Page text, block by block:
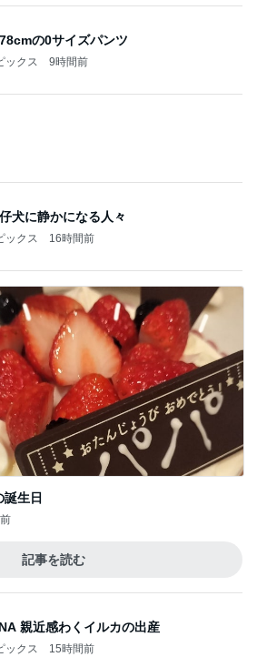
ックス 3時間前
夢中なシール帳の好きな所
ックス 17時間前
芋煮っ転がしで作り置き
ックス 15時間前
大きく助かるオムツ
ックス 1日前